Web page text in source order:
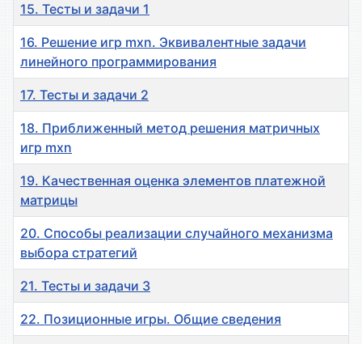
15. Тесты и задачи 1
16. Решение игр mхn. Эквивалентные задачи
линейного программирования
17. Тесты и задачи 2
18. Приближенный метод решения матричных
игр mxn
19. Качественная оценка элементов платежной
матрицы
20. Способы реализации случайного механизма
выбора стратегий
21. Тесты и задачи 3
22. Позиционные игры. Общие сведения